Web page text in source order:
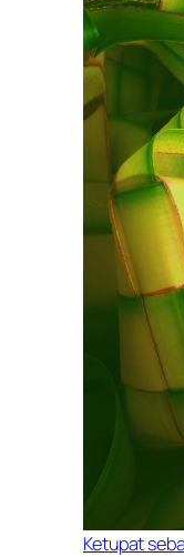
Ketupat